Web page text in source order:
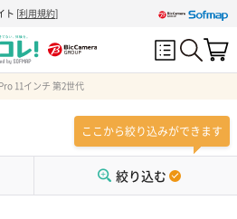
ト [利用規約]
11インチ 第2世代
ここから絞り込みができます
絞り込む